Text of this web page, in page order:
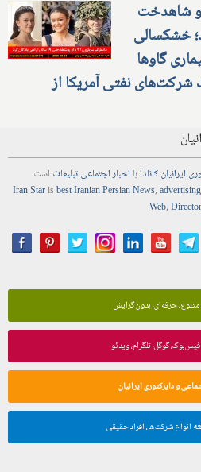
را ۳ برابر و شاهدخت
خشکسالی
گاوها
نفتی آمریکا از
ایرانیان کانادابا اخباراجتماعیتبلیغات است
Iran Starisbest Iranian PersianNews,advertising
Web,
متنوع، حرفه‌ای، بدون گرایش
فیس‌بوک، گوگل، تلگرام، ویدئو
و دایرکتوری ایرانیان
انواع شرکت‌ها، افراد حقیقی